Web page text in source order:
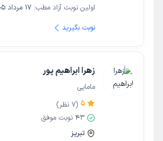
اولین نوبت آزاد مطب: 17 مرداد 1405
نوبت بگیرید
زهرا ابراهیم پور
مامایی
5
(
7 نظر)
43 نوبت موفق
تبریز